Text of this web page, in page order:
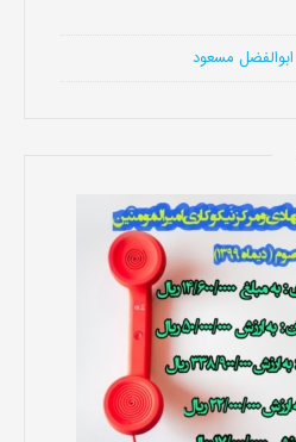
مسعود